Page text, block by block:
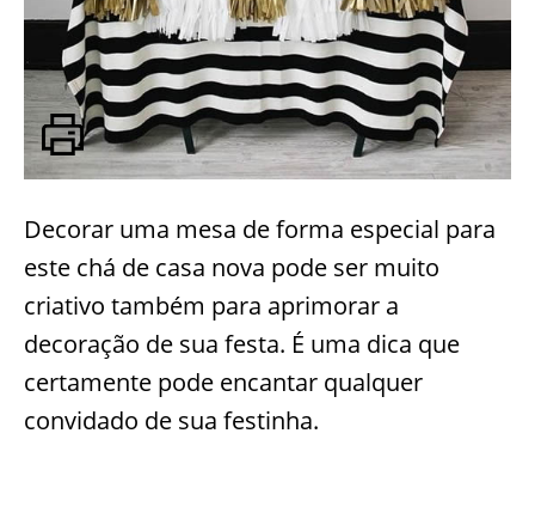
Decorar uma mesa de forma especial para
este chá de casa nova pode ser muito
criativo também para aprimorar a
decoração de sua festa. É uma dica que
certamente pode encantar qualquer
convidado de sua festinha.